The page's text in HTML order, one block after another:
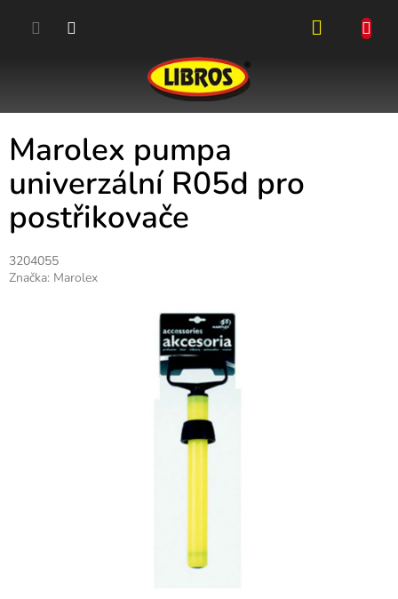
Marolex pumpa
univerzální R05d pro
postřikovače
3204055
Značka: Marolex